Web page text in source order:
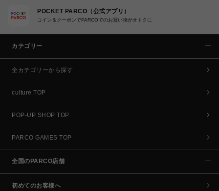
POCKET PARCO（公式アプリ）
コイン＆クーポンでPARCOでのお買い物がオトクに
カテゴリー
全カテゴリーから探す
culture TOP
POP-UP SHOP TOP
PARCO GAMES TOP
全国のPARCO店舗
初めてのお客様へ